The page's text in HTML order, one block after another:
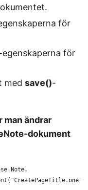
för
egenskaperna för
med save()-
man ändrar
dokument